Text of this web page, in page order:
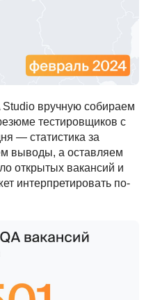
вручную собираем
тестировщиков с
— статистика за
выводы, а оставляем
открытых вакансий и
интерпретировать по-